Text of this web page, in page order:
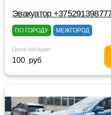
Эвакуатор
ПО ГОРОДУ МЕЖГОРОД
Цена посадки
100 руб